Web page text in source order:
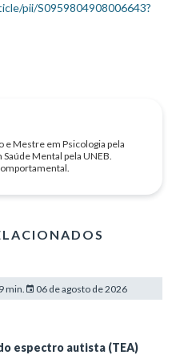
pii/S0959804908006643?
e Mestre em Psicologia pela
Mental pela UNEB.
min. 06 de agosto de 2026
espectro autista (TEA)